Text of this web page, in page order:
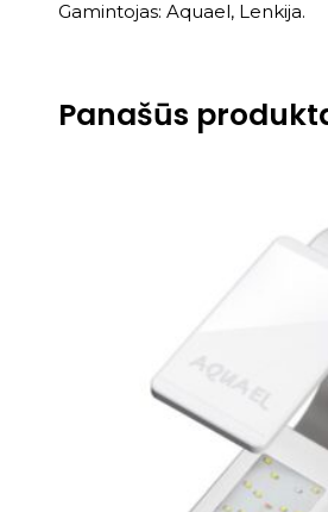
Gamintojas: Aquael, Lenkija.
Panašūs